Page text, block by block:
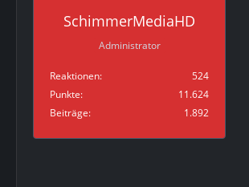
SchimmerMediaHD
Administrator
Reaktionen
524
Punkte
11.624
Beiträge
1.892